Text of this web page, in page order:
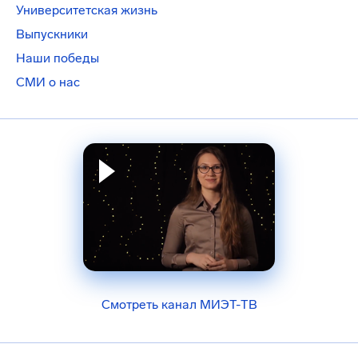
Университетская жизнь
Выпускники
Наши победы
СМИ о нас
Смотреть канал МИЭТ-ТВ